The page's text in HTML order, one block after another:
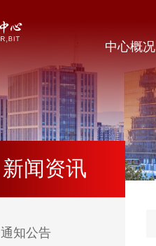
中心概况
新闻资讯
通知公告